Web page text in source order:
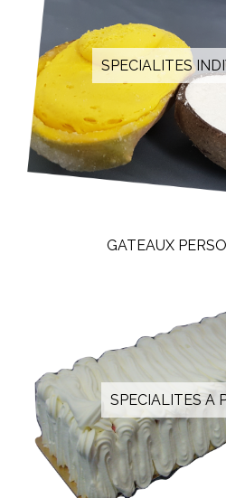
SPECIALITES
GATEAUX
SPECIALITES A